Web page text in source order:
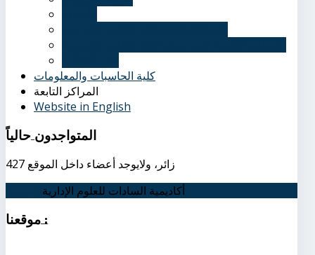
كلية الحاسبات والمعلومات
المراكز التابعة
Website in English
المتواجدون حالياً
427 زائر، ولايوجد أعضاء داخل الموقع
أكاديمية السادات للعلوم الإدارية
موقعنا: